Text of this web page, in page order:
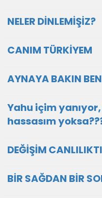
NELER DİNLEMİŞİZ?
CANIM TÜRKİYEM
AYNAYA BAKIN
Yahu içim
hassasım
DEĞİŞİM
BİR SAĞDAN BİR